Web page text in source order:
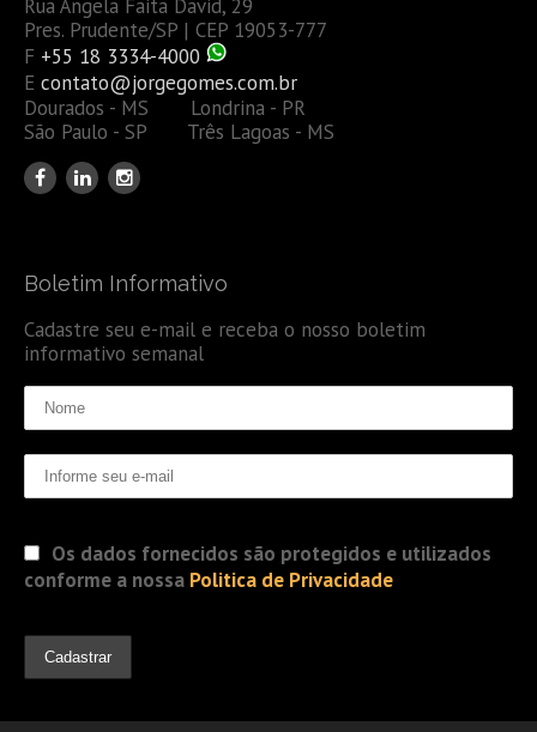
Rua Ângela Faita David, 29
Pres. Prudente/SP | CEP 19053-777
F +55 18 3334-4000
E contato@jorgegomes.com.br
Dourados - MS Londrina - PR
São Paulo - SP Três Lagoas - MS
Boletim Informativo
Cadastre seu e-mail e receba o nosso boletim
informativo semanal
Os dados fornecidos são protegidos e utilizados
conforme a nossa Politica de Privacidade